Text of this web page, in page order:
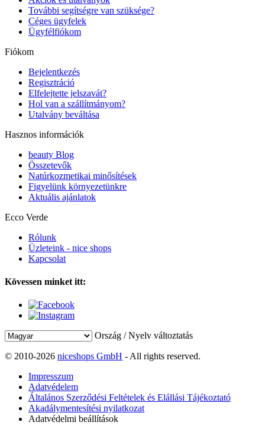
További segítségre van szüksége?
Céges ügyfelek
Ügyfélfiókom
Fiókom
Bejelentkezés
Regisztráció
Elfelejtette jelszavát?
Hol van a szállítmányom?
Utalvány beváltása
Hasznos információk
beauty Blog
Összetevők
Natúrkozmetikai minősítések
Figyelünk környezetünkre
Aktuális ajánlatok
Ecco Verde
Rólunk
Üzleteink - nice shops
Kapcsolat
Kövessen minket itt:
Ország / Nyelv változtatás
© 2010-2026 niceshops GmbH - All rights reserved.
Impresszum
Adatvédelem
Általános Szerződési Feltételek és Elállási Tájékoztató
Akadálymentesítési nyilatkozat
Adatvédelmi beállítások